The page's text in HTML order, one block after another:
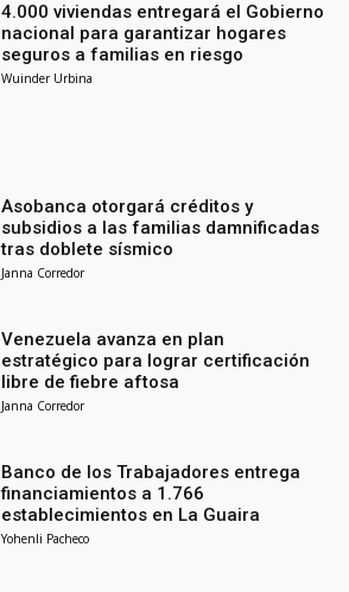
4.000 viviendas entregará el Gobierno
nacional para garantizar hogares
seguros a familias en riesgo
Wuinder Urbina
Asobanca otorgará créditos y
subsidios a las familias damnificadas
tras doblete sísmico
Janna Corredor
Venezuela avanza en plan
estratégico para lograr certificación
libre de fiebre aftosa
Janna Corredor
Banco de los Trabajadores entrega
financiamientos a 1.766
establecimientos en La Guaira
Yohenli Pacheco